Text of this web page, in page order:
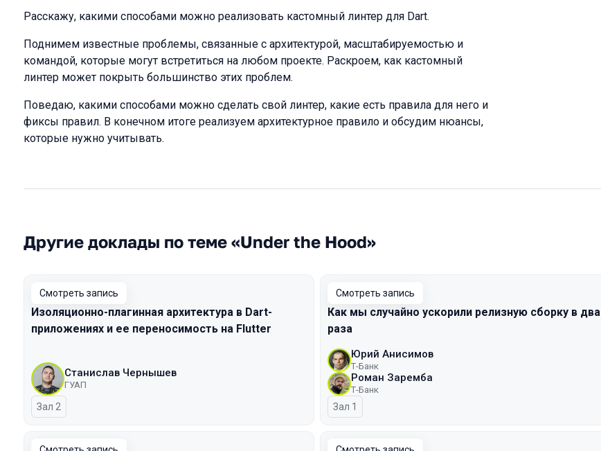
Расскажу, какими способами можно реализовать кастомный линтер для Dart.
Поднимем известные проблемы, связанные с архитектурой, масштабируемостью и
командой, которые могут встретиться на любом проекте. Раскроем, как кастомный
линтер может покрыть большинство этих проблем.
Поведаю, какими способами можно сделать свой линтер, какие есть правила для него и
фиксы правил. В конечном итоге реализуем архитектурное правило и обсудим нюансы,
которые нужно учитывать.
Другие доклады по теме «Under the Hood»
Смотреть запись
Изоляционно-плагинная архитектура в Dart-
приложениях и ее переносимость на Flutter
Станислав Чернышев
ГУАП
Зал 2
Смотреть запись
Как мы случайно ускорили релизную сборку в два
раза
Юрий Анисимов
Т-Банк
Роман Заремба
Т-Банк
Зал 1